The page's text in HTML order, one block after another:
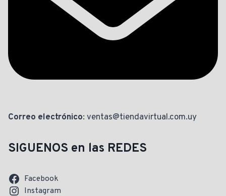
Correo electrónico: ventas@tiendavirtual.com.uy
SIGUENOS en las REDES
Facebook
Instagram